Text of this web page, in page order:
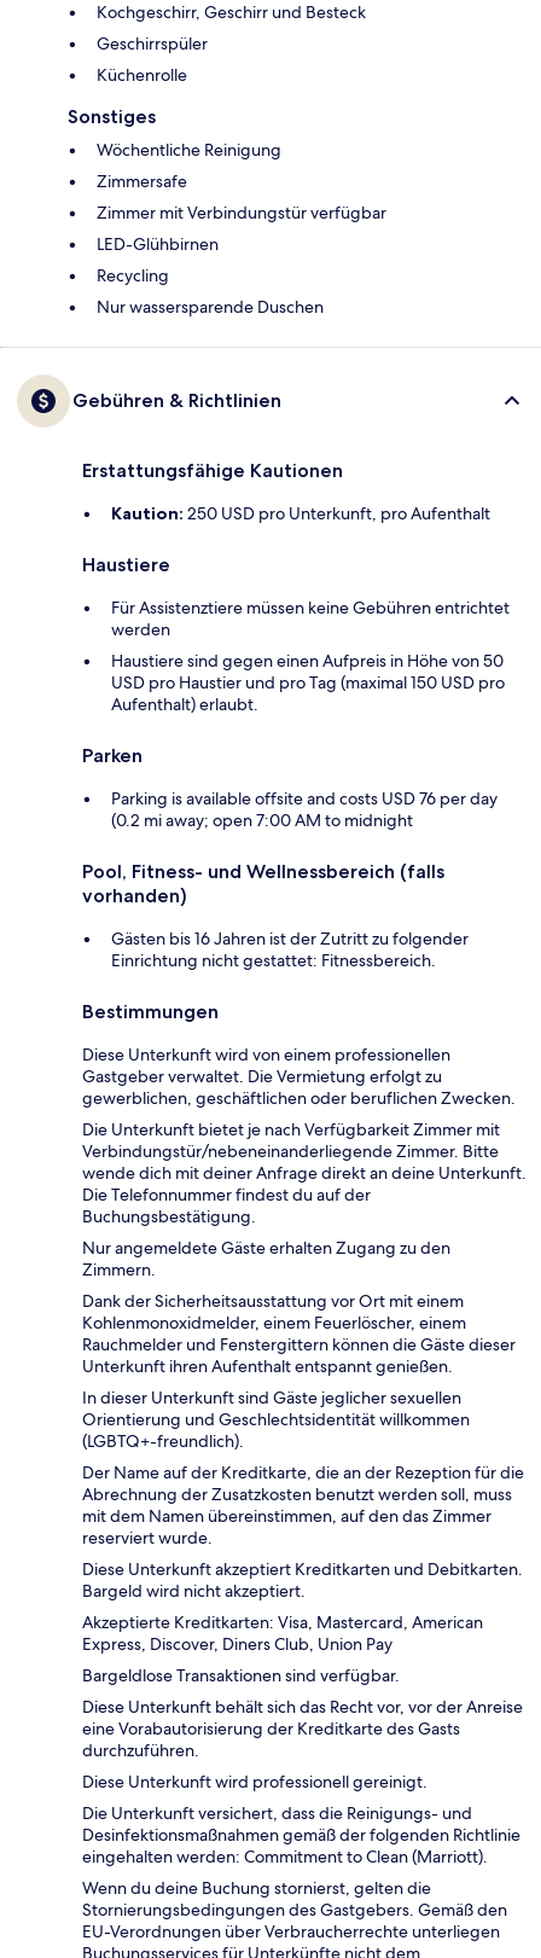
Kochgeschirr, Geschirr und Besteck
Geschirrspüler
Küchenrolle
Sonstiges
Wöchentliche Reinigung
Zimmersafe
Zimmer mit Verbindungstür verfügbar
LED-Glühbirnen
Recycling
Nur wassersparende Duschen
Gebühren & Richtlinien
Erstattungsfähige Kautionen
Kaution: 250 USD pro Unterkunft, pro Aufenthalt
Haustiere
Für Assistenztiere müssen keine Gebühren entrichtet
werden
Haustiere sind gegen einen Aufpreis in Höhe von 50
USD pro Haustier und pro Tag (maximal 150 USD pro
Aufenthalt) erlaubt.
Parken
Parking is available offsite and costs USD 76 per day
(0.2 mi away; open 7:00 AM to midnight
Pool, Fitness- und Wellnessbereich (falls
vorhanden)
Gästen bis 16 Jahren ist der Zutritt zu folgender
Einrichtung nicht gestattet: Fitnessbereich.
Bestimmungen
Diese Unterkunft wird von einem professionellen
Gastgeber verwaltet. Die Vermietung erfolgt zu
gewerblichen, geschäftlichen oder beruflichen Zwecken.
Die Unterkunft bietet je nach Verfügbarkeit Zimmer mit
Verbindungstür/nebeneinanderliegende Zimmer. Bitte
wende dich mit deiner Anfrage direkt an deine Unterkunft.
Die Telefonnummer findest du auf der
Buchungsbestätigung.
Nur angemeldete Gäste erhalten Zugang zu den
Zimmern.
Dank der Sicherheitsausstattung vor Ort mit einem
Kohlenmonoxidmelder, einem Feuerlöscher, einem
Rauchmelder und Fenstergittern können die Gäste dieser
Unterkunft ihren Aufenthalt entspannt genießen.
In dieser Unterkunft sind Gäste jeglicher sexuellen
Orientierung und Geschlechtsidentität willkommen
(LGBTQ+-freundlich).
Der Name auf der Kreditkarte, die an der Rezeption für die
Abrechnung der Zusatzkosten benutzt werden soll, muss
mit dem Namen übereinstimmen, auf den das Zimmer
reserviert wurde.
Diese Unterkunft akzeptiert Kreditkarten und Debitkarten.
Bargeld wird nicht akzeptiert.
Akzeptierte Kreditkarten: Visa, Mastercard, American
Express, Discover, Diners Club, Union Pay
Bargeldlose Transaktionen sind verfügbar.
Diese Unterkunft behält sich das Recht vor, vor der Anreise
eine Vorabautorisierung der Kreditkarte des Gasts
durchzuführen.
Diese Unterkunft wird professionell gereinigt.
Die Unterkunft versichert, dass die Reinigungs- und
Desinfektionsmaßnahmen gemäß der folgenden Richtlinie
eingehalten werden: Commitment to Clean (Marriott).
Wenn du deine Buchung stornierst, gelten die
Stornierungsbedingungen des Gastgebers. Gemäß den
EU-Verordnungen über Verbraucherrechte unterliegen
Buchungsservices für Unterkünfte nicht dem